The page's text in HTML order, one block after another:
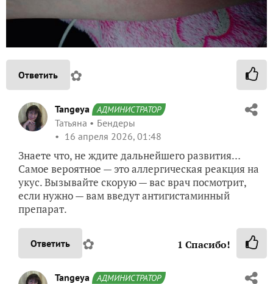
Ответить ✿
Tangeya АДМИНИСТРАТОР
Татьяна
Бендеры
16 апреля 2026, 01:48
Знаете что, не ждите дальнейшего развития…
Самое вероятное — это аллергическая реакция на
укус. Вызывайте скорую — вас врач посмотрит,
если нужно — вам введут антигистаминный
препарат.
Ответить ✿ 1 Спасибо!
Tangeya АДМИНИСТРАТОР